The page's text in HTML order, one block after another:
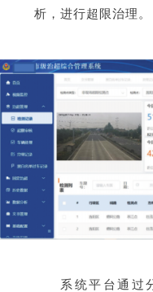
析，进行超限治理。
系统平台通过